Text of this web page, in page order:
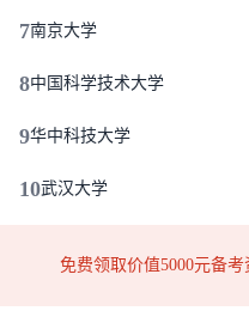
7南京大学
8中国科学技术大学
9华中科技大学
10武汉大学
免费领取价值5000元备考